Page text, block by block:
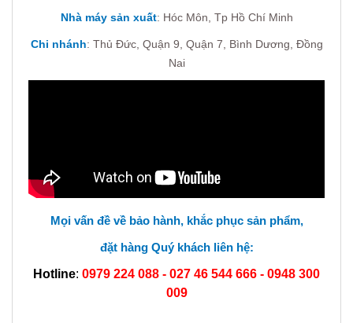
Nhà máy sản xuất: Hóc Môn, Tp Hồ Chí Minh
Chi nhánh: Thủ Đức, Quận 9, Quận 7, Bình Dương, Đồng
Nai
Mọi vấn đề về bảo hành, khắc phục sản phẩm,
đặt hàng Quý khách liên hệ:
Hotline: 0979 224 088 - 027 46 544 666 - 0948 300
009